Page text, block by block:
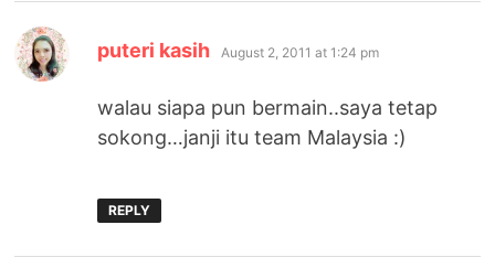
puteri kasih says:
August 2, 2011 at 1:24 pm
walau siapa pun bermain..saya tetap
sokong…janji itu team Malaysia :)
REPLY